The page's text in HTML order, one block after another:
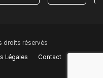
droits réservés
Légales Contact